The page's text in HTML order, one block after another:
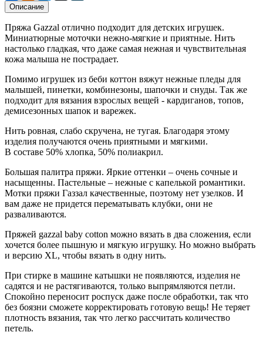
Описание
Пряжа Gazzal отлично подходит для детских игрушек.
Миниатюрные моточки нежно-мягкие и приятные. Нить
настолько гладкая, что даже самая нежная и чувствительная
кожа малыша не пострадает.
Помимо игрушек из беби коттон вяжут нежные пледы для
малышей, пинетки, комбинезоны, шапочки и снуды. Так же
подходит для вязания взрослых вещей - кардиганов, топов,
демисезонных шапок и варежек.
Нить ровная, слабо скручена, не тугая. Благодаря этому
изделия получаются очень приятными и мягкими.
В составе 50% хлопка, 50% полиакрил.
Большая палитра пряжи. Яркие оттенки – очень сочные и
насыщенны. Пастельные – нежные с капелькой романтики.
Мотки пряжи Газзал качественные, поэтому нет узелков. И
вам даже не придется перематывать клубки, они не
разваливаются.
Пряжей gazzal baby cotton можно вязать в два сложения, если
хочется более пышную и мягкую игрушку. Но можно выбрать
и версию XL, чтобы вязать в одну нить.
При стирке в машине катышки не появляются, изделия не
садятся и не растягиваются, только выпрямляются петли.
Спокойно переносит роспуск даже после обработки, так что
без боязни сможете корректировать готовую вещь! Не теряет
плотность вязания, так что легко рассчитать количество
петель.